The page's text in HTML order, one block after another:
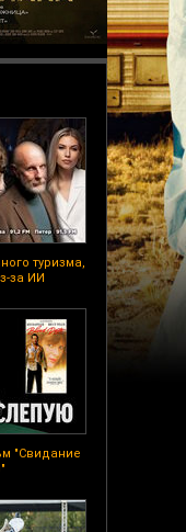
туризма,
за ИИ
"Свидание